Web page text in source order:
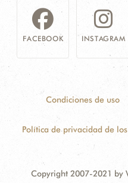
FACEBOOK INSTAGRAM
Condiciones de uso
Política de privacidad de
Copyright 2007-2021 by